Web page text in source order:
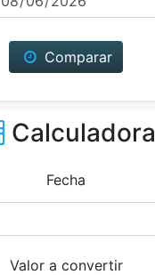
Comparar
Calculadora
Fecha
Valor a convertir